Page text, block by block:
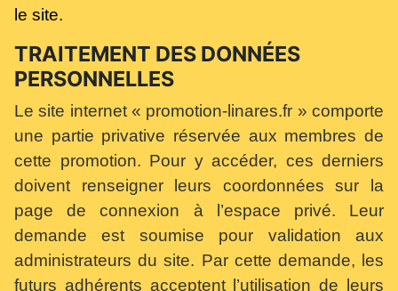
le site.
TRAITEMENT DES DONNÉES
PERSONNELLES
Le site internet « promotion-linares.fr » comporte
une partie privative réservée aux membres de
cette promotion. Pour y accéder, ces derniers
doivent renseigner leurs coordonnées sur la
page de connexion à l’espace privé. Leur
demande est soumise pour validation aux
administrateurs du site. Par cette demande, les
futurs adhérents acceptent l’utilisation de leurs